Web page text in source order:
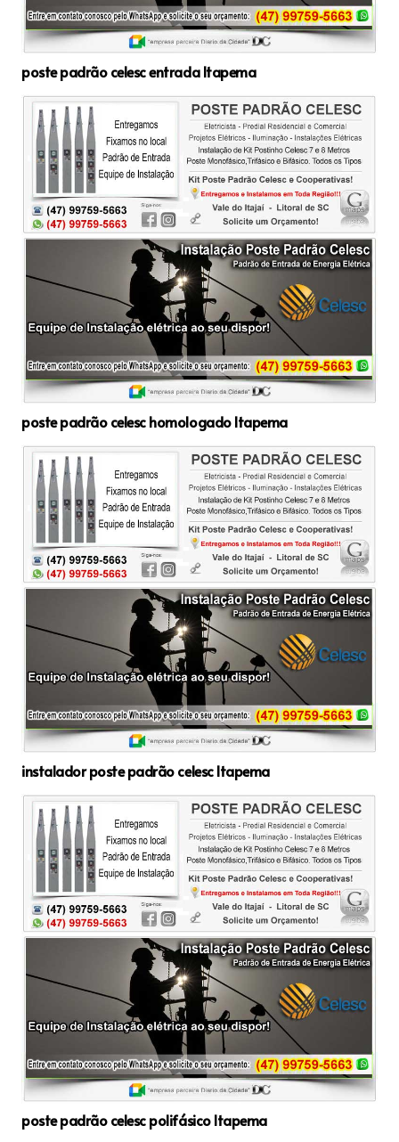
poste padrão celesc entrada Itapema
poste padrão celesc homologado Itapema
instalador poste padrão celesc Itapema
poste padrão celesc polifásico Itapema